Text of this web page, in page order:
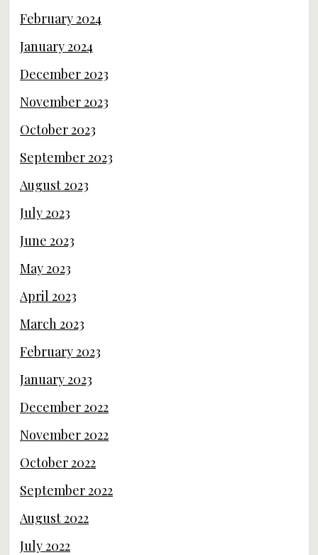
February 2024
January 2024
December 2023
November 2023
October 2023
September 2023
August 2023
July 2023
June 2023
May 2023
April 2023
March 2023
February 2023
January 2023
December 2022
November 2022
October 2022
September 2022
August 2022
July 2022